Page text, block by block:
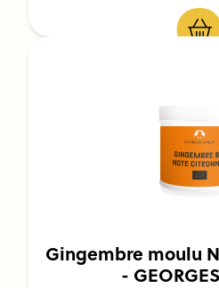
Gingembre moulu
-